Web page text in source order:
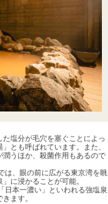
塩分が毛穴を塞ぐことによっ
とも呼ばれています。また、
うほか、殺菌作用もあるので
は、眼の前に広がる東京湾を眺
に浸かることが可能。
日本一濃い」といわれる強塩泉
ます。